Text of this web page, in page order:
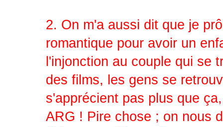
2. On m'a aussi dit que je
romantique pour avoir un
l'injonction au couple qui se
des films, les gens se
s'apprécient pas plus que
ARG ! Pire chose ; on nous